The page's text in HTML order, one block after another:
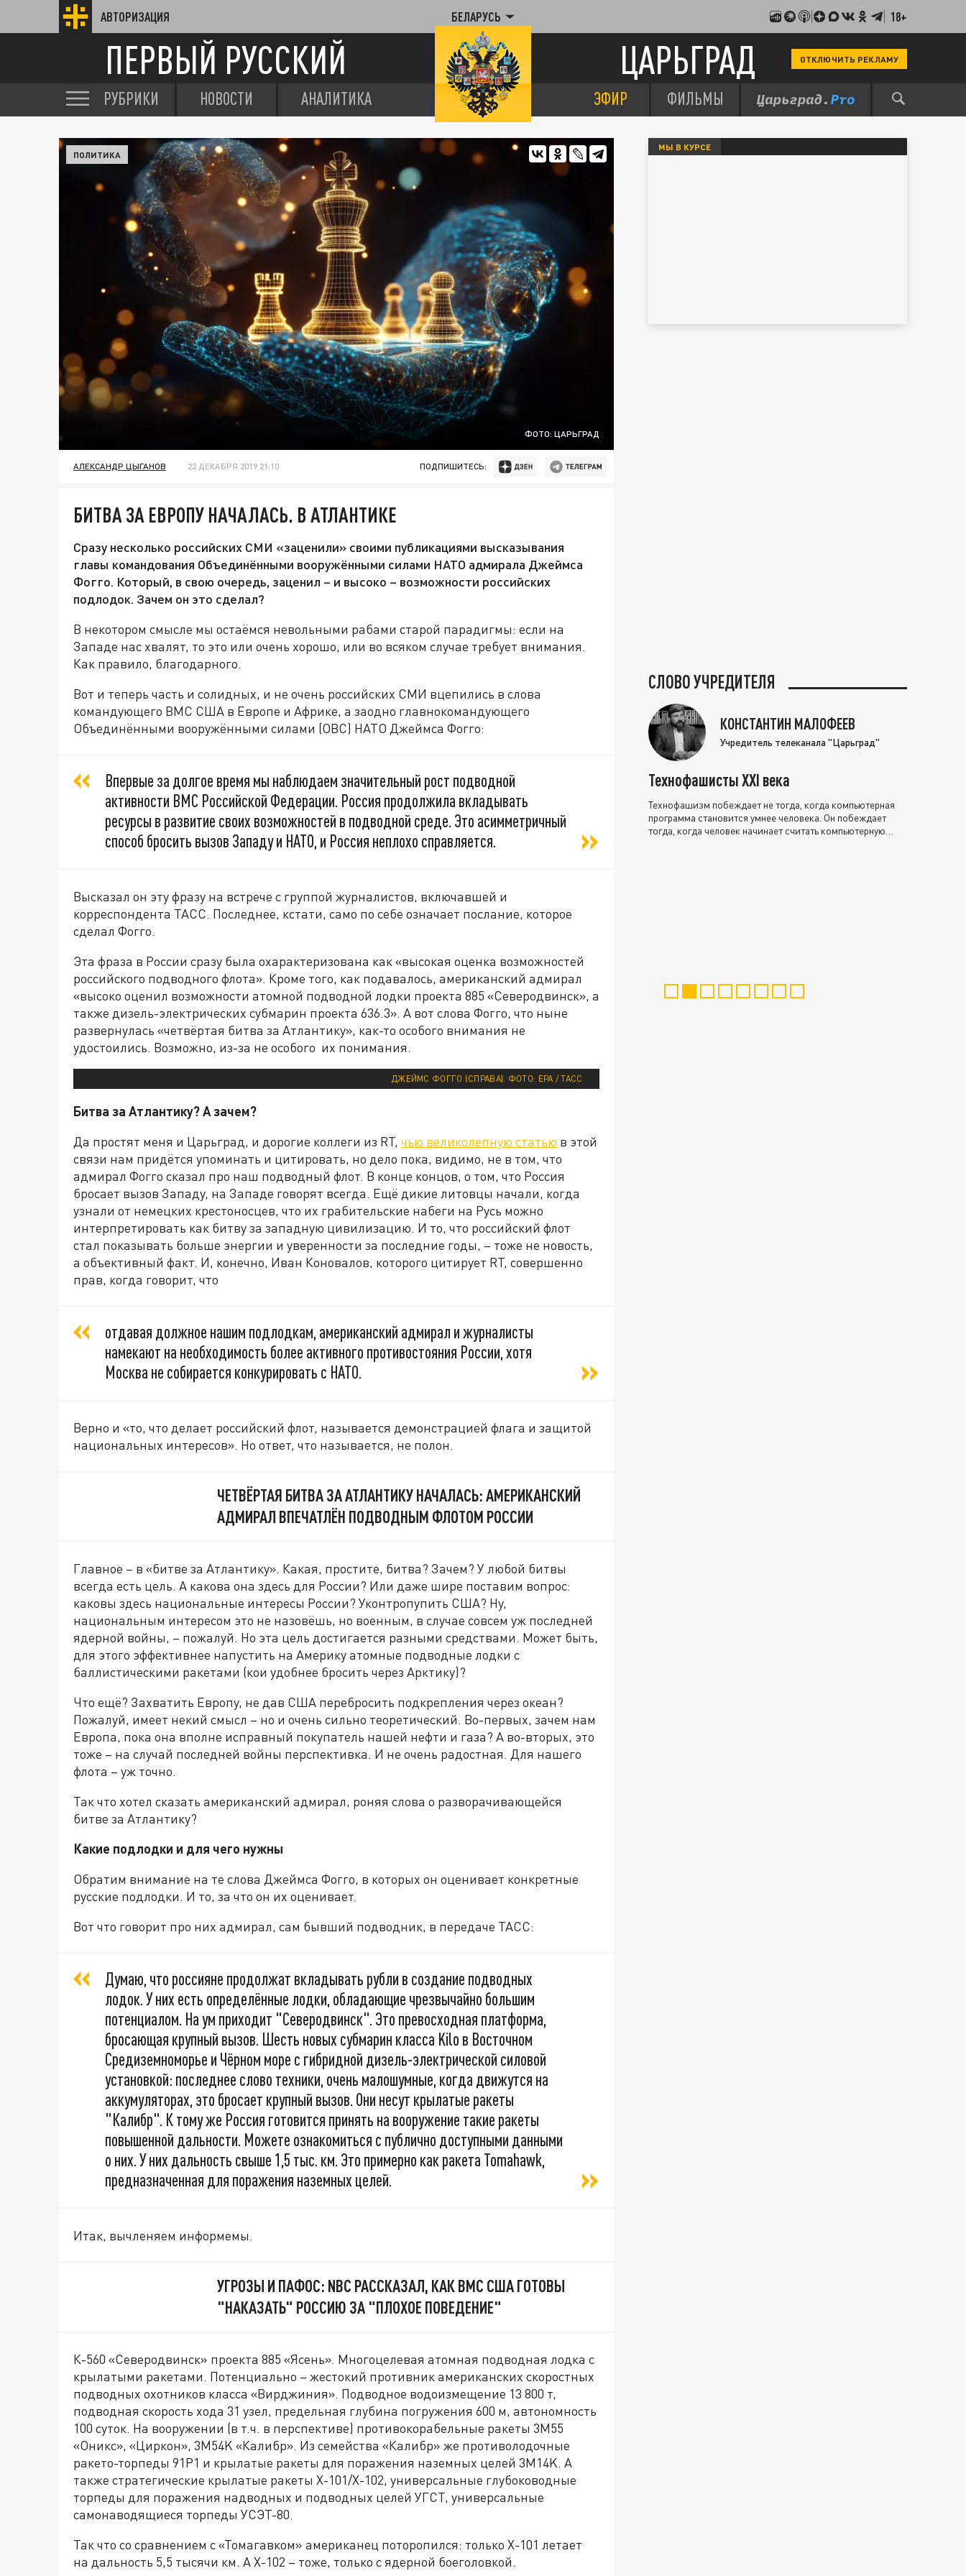
АВТОРИЗАЦИЯ БЕЛАРУСЬ 18+
ПЕРВЫЙ РУССКИЙ ЦАРЬГРАД ОТКЛЮЧИТЬ РЕКЛАМУ
РУБРИКИ НОВОСТИ АНАЛИТИКА ЭФИР ФИЛЬМЫ
ФОТО: ЦАРЬГРАД
ПОЛИТИКА
АЛЕКСАНДР ЦЫГАНОВ 22 ДЕКАБРЯ 2019 21:10 ПОДПИШИТЕСЬ:
БИТВА ЗА ЕВРОПУ НАЧАЛАСЬ. В АТЛАНТИКЕ
Сразу несколько российских СМИ «заценили» своими публикациями высказывания
главы командования Объединёнными вооружёнными силами НАТО адмирала Джеймса
Фогго. Который, в свою очередь, заценил – и высоко – возможности российских
подлодок. Зачем он это сделал?
В некотором смысле мы остаёмся невольными рабами старой парадигмы: если на
Западе нас хвалят, то это или очень хорошо, или во всяком случае требует внимания.
Как правило, благодарного.
Вот и теперь часть и солидных, и не очень российских СМИ вцепились в слова
командующего ВМС США в Европе и Африке, а заодно главнокомандующего
Объединёнными вооружёнными силами (ОВС) НАТО Джеймса Фогго:
Впервые за долгое время мы наблюдаем значительный рост подводной
активности ВМС Российской Федерации. Россия продолжила вкладывать
ресурсы в развитие своих возможностей в подводной среде. Это асимметричный
способ бросить вызов Западу и НАТО, и Россия неплохо справляется.
Высказал он эту фразу на встрече с группой журналистов, включавшей и
корреспондента ТАСС. Последнее, кстати, само по себе означает послание, которое
сделал Фогго.
Эта фраза в России сразу была охарактеризована как «высокая оценка возможностей
российского подводного флота». Кроме того, как подавалось, американский адмирал
«высоко оценил возможности атомной подводной лодки проекта 885 «Северодвинск», а
также дизель-электрических субмарин проекта 636.3». А вот слова Фогго, что ныне
развернулась «четвёртая битва за Атлантику», как-то особого внимания не
удостоились. Возможно, из-за не особого их понимания.
ДЖЕЙМС ФОГГО (СПРАВА). ФОТО: EPA / ТАСС
Битва за Атлантику? А зачем?
Да простят меня и Царьград, и дорогие коллеги из RT, чью великолепную статью в этой
связи нам придётся упоминать и цитировать, но дело пока, видимо, не в том, что
адмирал Фогго сказал про наш подводный флот. В конце концов, о том, что Россия
бросает вызов Западу, на Западе говорят всегда. Ещё дикие литовцы начали, когда
узнали от немецких крестоносцев, что их грабительские набеги на Русь можно
интерпретировать как битву за западную цивилизацию. И то, что российский флот
стал показывать больше энергии и уверенности за последние годы, – тоже не новость,
а объективный факт. И, конечно, Иван Коновалов, которого цитирует RT, совершенно
прав, когда говорит, что
отдавая должное нашим подлодкам, американский адмирал и журналисты
намекают на необходимость более активного противостояния России, хотя
Москва не собирается конкурировать с НАТО.
Верно и «то, что делает российский флот, называется демонстрацией флага и защитой
национальных интересов». Но ответ, что называется, не полон.
ЧЕТВЁРТАЯ БИТВА ЗА АТЛАНТИКУ НАЧАЛАСЬ: АМЕРИКАНСКИЙ
АДМИРАЛ ВПЕЧАТЛЁН ПОДВОДНЫМ ФЛОТОМ РОССИИ
Главное – в «битве за Атлантику». Какая, простите, битва? Зачем? У любой битвы
всегда есть цель. А какова она здесь для России? Или даже шире поставим вопрос:
каковы здесь национальные интересы России? Уконтропупить США? Ну,
национальным интересом это не назовёшь, но военным, в случае совсем уж последней
ядерной войны, – пожалуй. Но эта цель достигается разными средствами. Может быть,
для этого эффективнее напустить на Америку атомные подводные лодки с
баллистическими ракетами (кои удобнее бросить через Арктику)?
Что ещё? Захватить Европу, не дав США перебросить подкрепления через океан?
Пожалуй, имеет некий смысл – но и очень сильно теоретический. Во-первых, зачем нам
Европа, пока она вполне исправный покупатель нашей нефти и газа? А во-вторых, это
тоже – на случай последней войны перспективка. И не очень радостная. Для нашего
флота – уж точно.
Так что хотел сказать американский адмирал, роняя слова о разворачивающейся
битве за Атлантику?
Какие подлодки и для чего нужны
Обратим внимание на те слова Джеймса Фогго, в которых он оценивает конкретные
русские подлодки. И то, за что он их оценивает.
Вот что говорит про них адмирал, сам бывший подводник, в передаче ТАСС:
Думаю, что россияне продолжат вкладывать рубли в создание подводных
лодок. У них есть определённые лодки, обладающие чрезвычайно большим
потенциалом. На ум приходит "Северодвинск". Это превосходная платформа,
бросающая крупный вызов. Шесть новых субмарин класса Kilo в Восточном
Средиземноморье и Чёрном море с гибридной дизель-электрической силовой
установкой: последнее слово техники, очень малошумные, когда движутся на
аккумуляторах, это бросает крупный вызов. Они несут крылатые ракеты
"Калибр". К тому же Россия готовится принять на вооружение такие ракеты
повышенной дальности. Можете ознакомиться с публично доступными данными
о них. У них дальность свыше 1,5 тыс. км. Это примерно как ракета Tomahawk,
предназначенная для поражения наземных целей.
Итак, вычленяем информемы.
УГРОЗЫ И ПАФОС: NBC РАССКАЗАЛ, КАК ВМС США ГОТОВЫ
"НАКАЗАТЬ" РОССИЮ ЗА "ПЛОХОЕ ПОВЕДЕНИЕ"
К-560 «Северодвинск» проекта 885 «Ясень». Многоцелевая атомная подводная лодка с
крылатыми ракетами. Потенциально – жестокий противник американских скоростных
подводных охотников класса «Вирджиния». Подводное водоизмещение 13 800 т,
подводная скорость хода 31 узел, предельная глубина погружения 600 м, автономность
100 суток. На вооружении (в т.ч. в перспективе) противокорабельные ракеты 3М55
«Оникс», «Циркон», 3М54K «Калибр». Из семейства «Калибр» же противолодочные
ракето-торпеды 91Р1 и крылатые ракеты для поражения наземных целей 3М14K. А
также стратегические крылатые ракеты Х-101/Х-102, универсальные глубоководные
торпеды для поражения надводных и подводных целей УГСТ, универсальные
самонаводящиеся торпеды УСЭТ-80.
Так что со сравнением с «Томагавком» американец поторопился: только Х-101 летает
на дальность 5,5 тысячи км. А Х-102 – тоже, только с ядерной боеголовкой.
МЫ В КУРСЕ
СЛОВО УЧРЕДИТЕЛЯ
КОНСТАНТИН МАЛОФЕЕВ
Учредитель телеканала "Царьград"
Технофашисты XXI века
Технофашизм побеждает не тогда, когда компьютерная
программа становится умнее человека. Он побеждает
тогда, когда человек начинает считать компьютерную